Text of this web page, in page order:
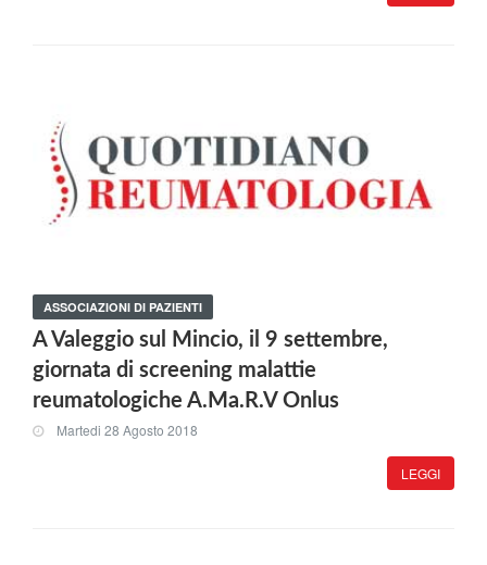
ASSOCIAZIONI DI PAZIENTI
A Valeggio sul Mincio, il 9 settembre,
giornata di screening malattie
reumatologiche A.Ma.R.V Onlus
Martedi 28 Agosto 2018
LEGGI